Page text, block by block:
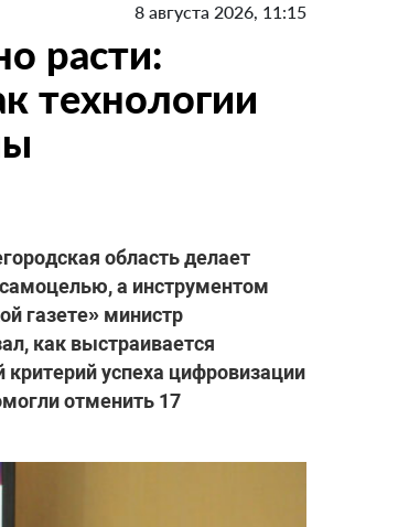
8 августа 2026, 11:15
расти:
технологии
область делает
самоцелью, а инструментом
газете» министр
как выстраивается
успеха цифровизации
отменить 17